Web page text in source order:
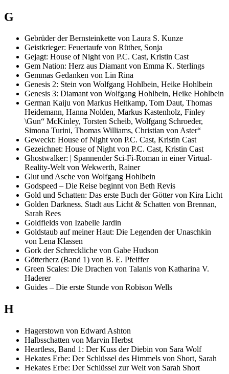
G
Gebrüder der Bernsteinkette von Laura S. Kunze
Geistkrieger: Feuertaufe von Rüther, Sonja
Gejagt: House of Night von P.C. Cast, Kristin Cast
Gem Nation: Herz aus Diamant von Emma K. Sterlings
Gemmas Gedanken von Lin Rina
Genesis 2: Stein von Wolfgang Hohlbein, Heike Hohlbein
Genesis 3: Diamant von Wolfgang Hohlbein, Heike Hohlbein
German Kaiju von Markus Heitkamp, Tom Daut, Thomas
Heidemann, Hanna Nolden, Markus Kastenholz, Finley
\Gun“ McKinley, Torsten Scheib, Wolfgang Schroeder,
Simona Turini, Thomas Williams, Christian von Aster“
Geweckt: House of Night von P.C. Cast, Kristin Cast
Gezeichnet: House of Night von P.C. Cast, Kristin Cast
Ghostwalker: | Spannender Sci-Fi-Roman in einer Virtual-
Reality-Welt von Wekwerth, Rainer
Glut und Asche von Wolfgang Hohlbein
Godspeed – Die Reise beginnt von Beth Revis
Gold und Schatten: Das erste Buch der Götter von Kira Licht
Golden Darkness. Stadt aus Licht & Schatten von Brennan,
Sarah Rees
Goldfields von Izabelle Jardin
Goldstaub auf meiner Haut: Die Legenden der Unaschkin
von Lena Klassen
Gork der Schreckliche von Gabe Hudson
Götterherz (Band 1) von B. E. Pfeiffer
Green Scales: Die Drachen von Talanis von Katharina V.
Haderer
Guides – Die erste Stunde von Robison Wells
H
Hagerstown von Edward Ashton
Halbsschatten von Marvin Herbst
Heartless, Band 1: Der Kuss der Diebin von Sara Wolf
Hekates Erbe: Der Schlüssel des Himmels von Short, Sarah
Hekates Erbe: Der Schlüssel zur Welt von Sarah Short